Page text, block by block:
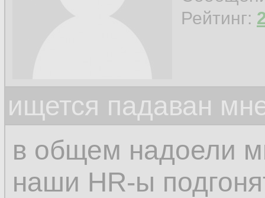
Рейтинг:
ищется падаван
в общем надоели
наши HR-ы